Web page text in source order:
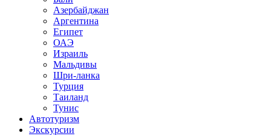
Азербайджан
Аргентина
Египет
ОАЭ
Израиль
Мальдивы
Шри-ланка
Турция
Таиланд
Тунис
Автотуризм
Экскурсии